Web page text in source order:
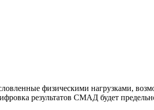
физическими нагрузками,
результатов СМАД будет